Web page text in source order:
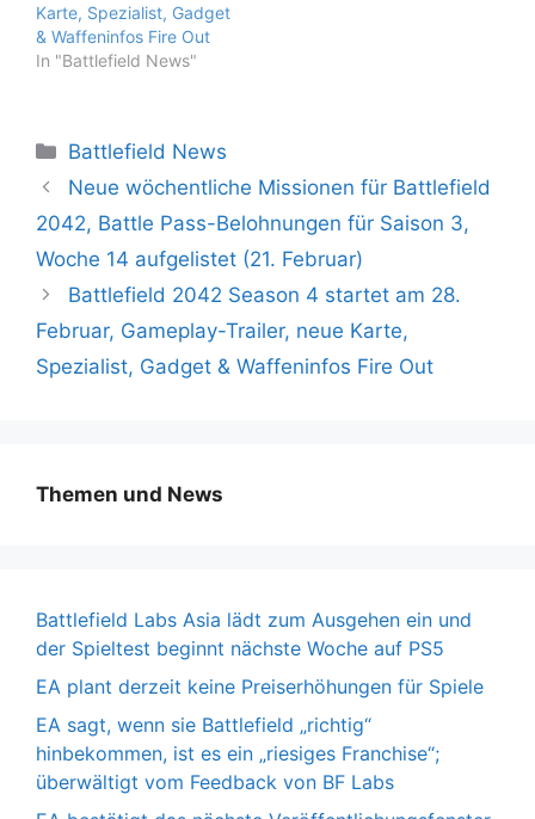
Karte, Spezialist, Gadget
& Waffeninfos Fire Out
In "Battlefield News"
Kategorien
Battlefield News
Neue wöchentliche Missionen für Battlefield
2042, Battle Pass-Belohnungen für Saison 3,
Woche 14 aufgelistet (21. Februar)
Battlefield 2042 Season 4 startet am 28.
Februar, Gameplay-Trailer, neue Karte,
Spezialist, Gadget & Waffeninfos Fire Out
Themen und News
Battlefield Labs Asia lädt zum Ausgehen ein und
der Spieltest beginnt nächste Woche auf PS5
EA plant derzeit keine Preiserhöhungen für Spiele
EA sagt, wenn sie Battlefield „richtig“
hinbekommen, ist es ein „riesiges Franchise“;
überwältigt vom Feedback von BF Labs